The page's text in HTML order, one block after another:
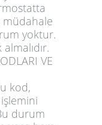
müdahale
yoktur.
VE
kod,
durum